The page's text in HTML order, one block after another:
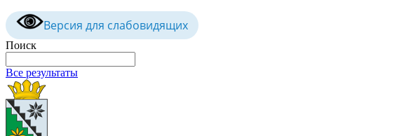
Версия для слабовидящих
Поиск
Все результаты